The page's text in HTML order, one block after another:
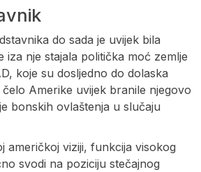
do sada je uvijek bila
iza nje stajala politička moć zemlje
koje su dosljedno do dolaska
Amerike uvijek branile njegovo
bonskih ovlaštenja u slučaju
američkoj viziji, funkcija visokog
svodi na poziciju stečajnog